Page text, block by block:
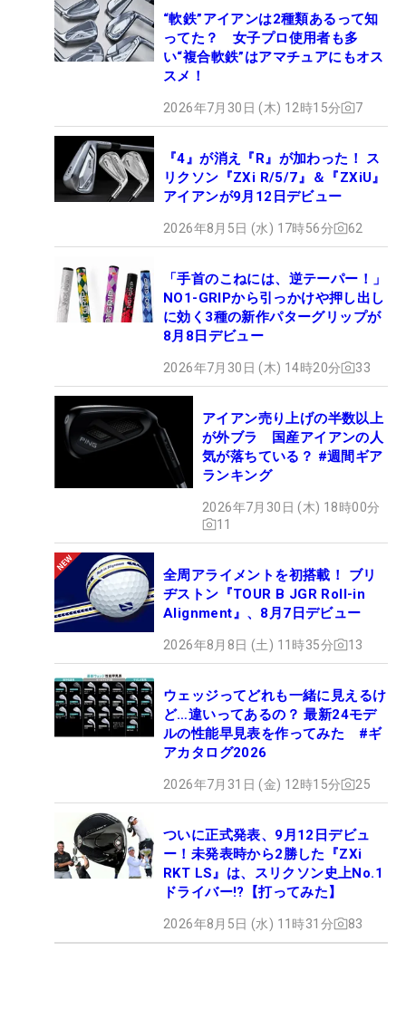
“軟鉄”アイアンは2種類あるって知
ってた？ 女子プロ使用者も多
い“複合軟鉄”はアマチュアにもオス
スメ！
2026年7月30日 (木) 12時15分 7
『4』が消え『R』が加わった！ ス
リクソン『ZXi R/5/7』＆『ZXiU』
アイアンが9月12日デビュー
2026年8月5日 (水) 17時56分 62
「手首のこねには、逆テーパー！」
NO1-GRIPから引っかけや押し出し
に効く3種の新作パターグリップが
8月8日デビュー
2026年7月30日 (木) 14時20分 33
アイアン売り上げの半数以上
が外ブラ 国産アイアンの人
気が落ちている？ #週間ギア
ランキング
2026年7月30日 (木) 18時00分
11
全周アライメントを初搭載！ ブリ
ヂストン『TOUR B JGR Roll-in
Alignment』、8月7日デビュー
2026年8月8日 (土) 11時35分 13
ウェッジってどれも一緒に見えるけ
ど…違いってあるの？ 最新24モデ
ルの性能早見表を作ってみた #ギ
アカタログ2026
2026年7月31日 (金) 12時15分 25
ついに正式発表、9月12日デビュ
ー！未発表時から2勝した『ZXi
RKT LS』は、スリクソン史上No.1
ドライバー!?【打ってみた】
2026年8月5日 (水) 11時31分 83